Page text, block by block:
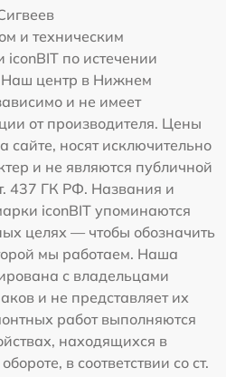
и техническим
по истечении
Наш центр в Нижнем
и не имеет
от производителя. Цены
сайте, носят исключительно
и не являются публичной
437 ГК РФ. Названия и
iconBIT упоминаются
целях — чтобы обозначить
мы работаем. Наша
с владельцами
и не представляет их
работ выполняются
находящихся в
в соответствии со ст.